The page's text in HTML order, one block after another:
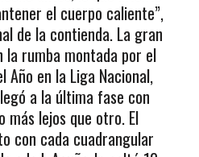
el cuerpo caliente”,
de la contienda. La gran
rumba montada por el
Año en la Liga Nacional,
a la última fase con
más lejos que otro. El
con cada cuadrangular